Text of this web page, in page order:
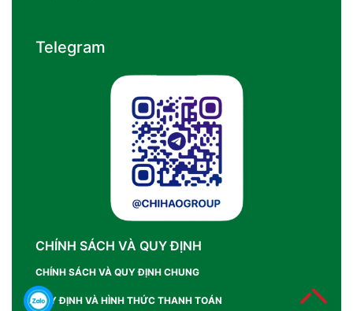
Telegram
CHÍNH SÁCH VÀ QUY ĐỊNH
CHÍNH SÁCH VÀ QUY ĐỊNH CHUNG
QUY ĐỊNH VÀ HÌNH THỨC THANH TOÁN